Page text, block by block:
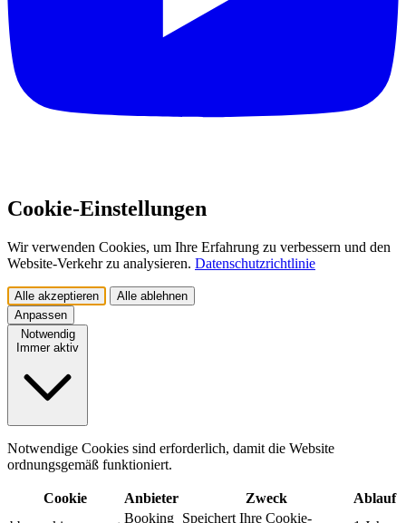
Cookie-Einstellungen
Wir verwenden Cookies, um Ihre Erfahrung zu verbessern und den
Website-Verkehr zu analysieren. Datenschutzrichtlinie
Alle akzeptieren
Alle ablehnen
Anpassen
Notwendig
Immer aktiv
Notwendige Cookies sind erforderlich, damit die Website
ordnungsgemäß funktioniert.
Cookie Anbieter Zweck
Ablauf
Booking Speichert Ihre Cookie-